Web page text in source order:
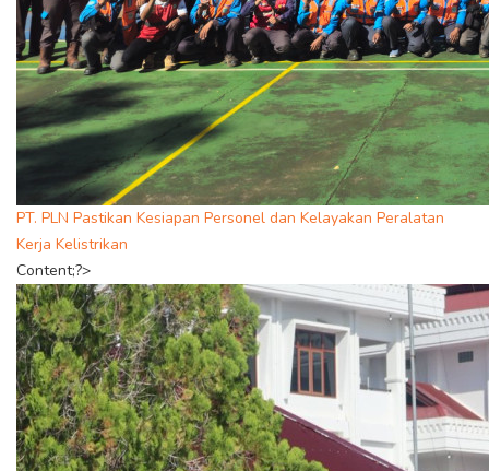
PT. PLN Pastikan Kesiapan Personel dan Kelayakan Peralatan
Kerja Kelistrikan
Content;?>